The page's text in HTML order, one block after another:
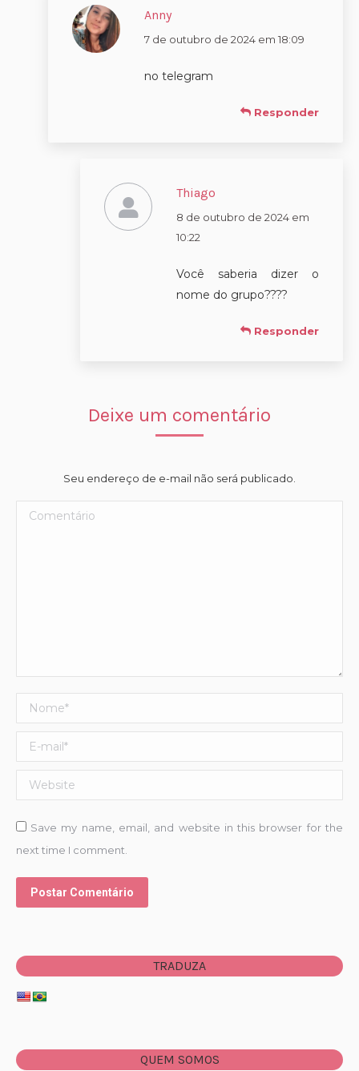
Anny
disse:
7 de outubro de 2024 em 18:09
no telegram
Responder
Thiago
disse:
8 de outubro de 2024 em
10:22
Você saberia dizer o
nome do grupo????
Responder
Deixe um comentário
Seu endereço de e-mail não será publicado.
Comentário
Nome *
E-mail *
Website
Save my name, email, and website in this browser for the
next time I comment.
Postar Comentário
TRADUZA
QUEM SOMOS